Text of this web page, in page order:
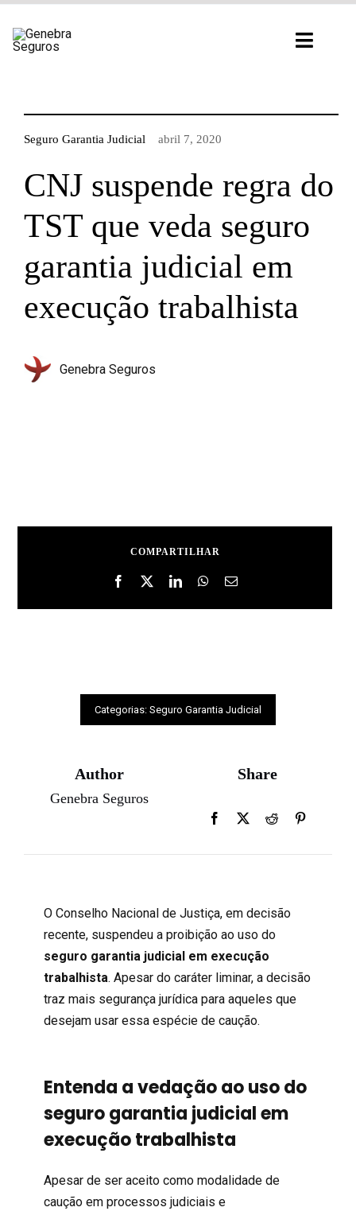
para
Seguro Garantia Judicial abril 7, 2020
CNJ suspende regra do
TST que veda seguro
garantia judicial em
execução trabalhista
Genebra Seguros
COMPARTILHAR
Categorias: Seguro Garantia Judicial
Author
Genebra Seguros
Share
O Conselho Nacional de Justiça, em decisão
recente, suspendeu a proibição ao uso do
seguro garantia judicial em execução
trabalhista. Apesar do caráter liminar, a decisão
traz mais segurança jurídica para aqueles que
desejam usar essa espécie de caução.
Entenda a vedação ao uso do
seguro garantia judicial em
execução trabalhista
Apesar de ser aceito como modalidade de
caução em processos judiciais e